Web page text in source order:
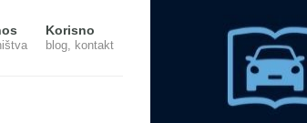
Korisno
blog, kontakt